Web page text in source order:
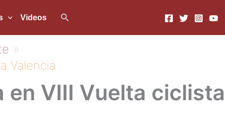
Videos Buscar
Valencia
VIII Vuelta